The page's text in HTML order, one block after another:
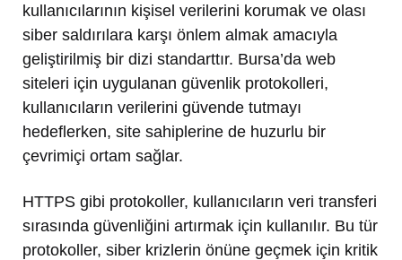
kullanıcılarının kişisel verilerini korumak ve olası
siber saldırılara karşı önlem almak amacıyla
geliştirilmiş bir dizi standarttır. Bursa’da web
siteleri için uygulanan güvenlik protokolleri,
kullanıcıların verilerini güvende tutmayı
hedeflerken, site sahiplerine de huzurlu bir
çevrimiçi ortam sağlar.
HTTPS gibi protokoller, kullanıcıların veri transferi
sırasında güvenliğini artırmak için kullanılır. Bu tür
protokoller, siber krizlerin önüne geçmek için kritik